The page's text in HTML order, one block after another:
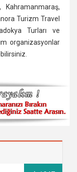
Kahramanmaraş,
Turizm Travel
Turları ve
organizasyonlar